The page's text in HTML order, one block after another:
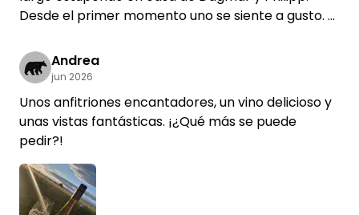
Desde el primer momento uno se siente a gusto.
bienestar y cultura: desde aquí se puede hacer de
todo. Y luego, los amaneceres y las puestas de sol
mientras se toma una copita de vino...
sencillamente genial.
Hasta la próxima, nos consuelan los recuerdos
líquidos.
Andrea
jun 2026
Unos anfitriones encantadores, un vino delicioso y
unas vistas fantásticas. ¡¿Qué más se puede
pedir?!